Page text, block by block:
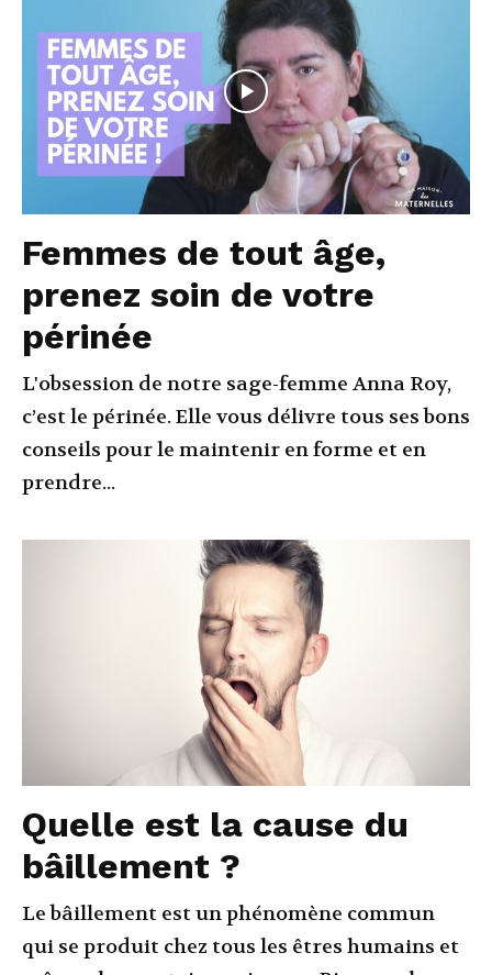
Femmes de tout âge,
prenez soin de votre
périnée
L'obsession de notre sage-femme Anna Roy,
c’est le périnée. Elle vous délivre tous ses bons
conseils pour le maintenir en forme et en
prendre...
Quelle est la cause du
bâillement ?
Le bâillement est un phénomène commun
qui se produit chez tous les êtres humains et